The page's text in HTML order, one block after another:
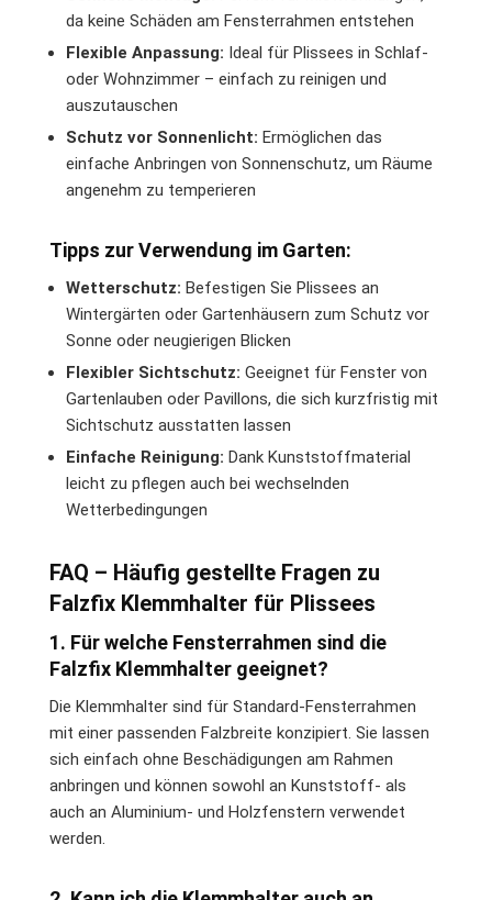
da keine Schäden am Fensterrahmen entstehen
Flexible Anpassung: Ideal für Plissees in Schlaf-
oder Wohnzimmer – einfach zu reinigen und
auszutauschen
Schutz vor Sonnenlicht: Ermöglichen das
einfache Anbringen von Sonnenschutz, um Räume
angenehm zu temperieren
Tipps zur Verwendung im Garten:
Wetterschutz: Befestigen Sie Plissees an
Wintergärten oder Gartenhäusern zum Schutz vor
Sonne oder neugierigen Blicken
Flexibler Sichtschutz: Geeignet für Fenster von
Gartenlauben oder Pavillons, die sich kurzfristig mit
Sichtschutz ausstatten lassen
Einfache Reinigung: Dank Kunststoffmaterial
leicht zu pflegen auch bei wechselnden
Wetterbedingungen
FAQ – Häufig gestellte Fragen zu
Falzfix Klemmhalter für Plissees
1. Für welche Fensterrahmen sind die
Falzfix Klemmhalter geeignet?
Die Klemmhalter sind für Standard-Fensterrahmen
mit einer passenden Falzbreite konzipiert. Sie lassen
sich einfach ohne Beschädigungen am Rahmen
anbringen und können sowohl an Kunststoff- als
auch an Aluminium- und Holzfenstern verwendet
werden.